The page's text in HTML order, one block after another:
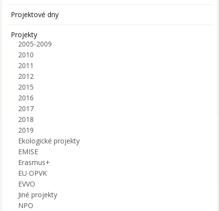
Projektové dny
Projekty
2005-2009
2010
2011
2012
2015
2016
2017
2018
2019
Ekologické projekty
EMISE
Erasmus+
EU OPVK
EVVO
Jiné projekty
NPO